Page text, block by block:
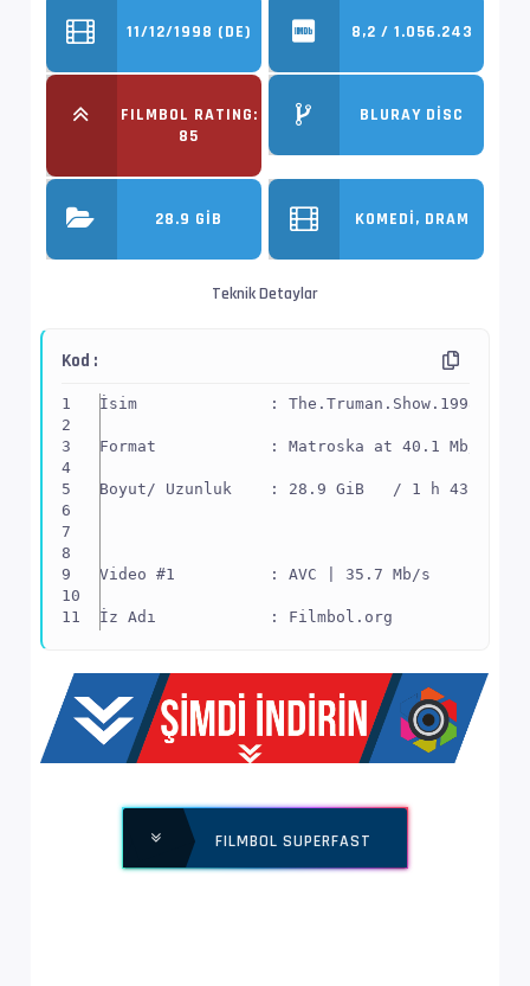
11/12/1998 (DE) 8,2 / 1.056.243
FILMBOL RATING:
85
BLURAY DISC
28.9 GIB KOMEDI, DRAM
Teknik Detaylar
Kod :
İsim              :
Format            : Matroska at 40.1 Mb/s
Boyut/ Uzunluk    : 28.9 GiB   / 1 h 43 min 9
Video #1          : AVC | 35.7 Mb/s
İz Adı            : Filmbol.org
Yapı              : V_MPEG4/ISO/AVC ->
İz Adı            : Türkçe - Filmbol.org
Bilgi             : 6 kanal, 48.0 kHz
FILMBOL SUPERFAST